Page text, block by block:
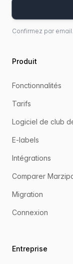
Confirmez par
Produit
Fonctionnalités
Tarifs
Logiciel de club
E-labels
Intégrations
Comparer
Migration
Connexion
Entreprise